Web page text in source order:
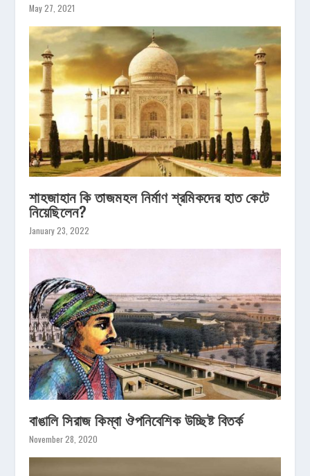
May 27, 2021
শাহজাহান কি তাজমহল নির্মাণ শ্রমিকদের হাত কেটে
নিয়েছিলেন?
January 23, 2022
বাঙালি সিরাজ কিম্বা ঔপনিবেশিক উচ্ছিষ্ট বিতর্ক
November 28, 2020